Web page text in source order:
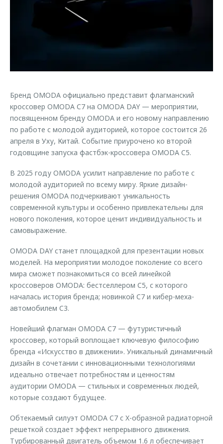
Кредитный калькулятор
Запчасти
Трейд-ин
Калькулятор трейд-ин
Дополнительная техническая поддержка
Руководства по эксплуатации
Приложение O&J
Аксессуары
Одежда и сувениры
Оригинальные аксессуары
Бренд OMODA официально представит флагманский
кроссовер OMODA C7 на OMODA DAY — мероприятии,
посвященном бренду OMODA и его новому направлению
по работе с молодой аудиторией, которое состоится 26
апреля в Уху, Китай. Событие приурочено ко второй
годовщине запуска фастбэк-кроссовера OMODA C5.
В 2025 году OMODA усилит направление по работе с
молодой аудиторией по всему миру. Яркие дизайн-
решения OMODA подчеркивают уникальность
современной культуры и особенно привлекательны для
нового поколения, которое ценит индивидуальность и
самовыражение.
OMODA DAY станет площадкой для презентации новых
моделей. На мероприятии молодое поколение со всего
мира сможет познакомиться со всей линейкой
кроссоверов OMODA: бестселлером C5, с которого
началась история бренда; новинкой C7 и кибер-меха-
автомобилем C3.
Новейший флагман OMODA C7 — футуристичный
кроссовер, который воплощает ключевую философию
бренда «Искусство в движении». Уникальный динамичный
дизайн в сочетании с инновационными технологиями
идеально отвечает потребностям и ценностям
аудитории OMODA — стильных и современных людей,
которые создают будущее.
Обтекаемый силуэт OMODA C7 с X-образной радиаторной
решеткой создает эффект непрерывного движения.
Турбированный двигатель объемом 1.6 л обеспечивает